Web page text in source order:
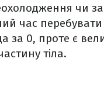
чи
час
за 0, проте є
тіла.